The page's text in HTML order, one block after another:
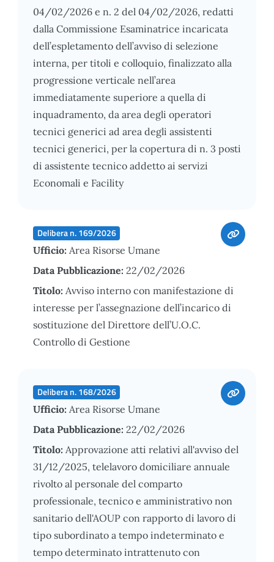
04/02/2026 e n. 2 del 04/02/2026, redatti
dalla Commissione Esaminatrice incaricata
dell’espletamento dell’avviso di selezione
interna, per titoli e colloquio, finalizzato alla
progressione verticale nell’area
immediatamente superiore a quella di
inquadramento, da area degli operatori
tecnici generici ad area degli assistenti
tecnici generici, per la copertura di n. 3 posti
di assistente tecnico addetto ai servizi
Economali e Facility
Delibera n. 169/2026
Ufficio: Area Risorse Umane
Data Pubblicazione: 22/02/2026
Titolo: Avviso interno con manifestazione di
interesse per l’assegnazione dell’incarico di
sostituzione del Direttore dell’U.O.C.
Controllo di Gestione
Delibera n. 168/2026
Ufficio: Area Risorse Umane
Data Pubblicazione: 22/02/2026
Titolo: Approvazione atti relativi all'avviso del
31/12/2025, telelavoro domiciliare annuale
rivolto al personale del comparto
professionale, tecnico e amministrativo non
sanitario dell'AOUP con rapporto di lavoro di
tipo subordinato a tempo indeterminato e
tempo determinato intrattenuto con